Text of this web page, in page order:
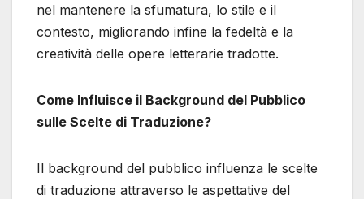
nel mantenere la sfumatura, lo stile e il
contesto, migliorando infine la fedeltà e la
creatività delle opere letterarie tradotte.
Come Influisce il Background del Pubblico
sulle Scelte di Traduzione?
Il background del pubblico influenza le scelte
di traduzione attraverso le aspettative del